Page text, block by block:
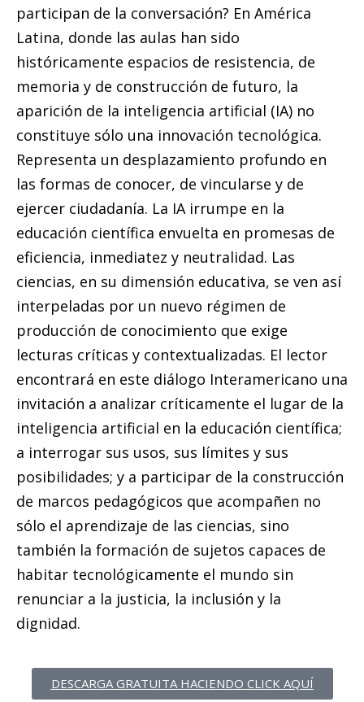
participan de la conversación? En América
Latina, donde las aulas han sido
históricamente espacios de resistencia, de
memoria y de construcción de futuro, la
aparición de la inteligencia artificial (IA) no
constituye sólo una innovación tecnológica.
Representa un desplazamiento profundo en
las formas de conocer, de vincularse y de
ejercer ciudadanía. La IA irrumpe en la
educación científica envuelta en promesas de
eficiencia, inmediatez y neutralidad. Las
ciencias, en su dimensión educativa, se ven así
interpeladas por un nuevo régimen de
producción de conocimiento que exige
lecturas críticas y contextualizadas. El lector
encontrará en este diálogo Interamericano una
invitación a analizar críticamente el lugar de la
inteligencia artificial en la educación científica;
a interrogar sus usos, sus límites y sus
posibilidades; y a participar de la construcción
de marcos pedagógicos que acompañen no
sólo el aprendizaje de las ciencias, sino
también la formación de sujetos capaces de
habitar tecnológicamente el mundo sin
renunciar a la justicia, la inclusión y la
dignidad.
DESCARGA GRATUITA HACIENDO CLICK AQUÍ